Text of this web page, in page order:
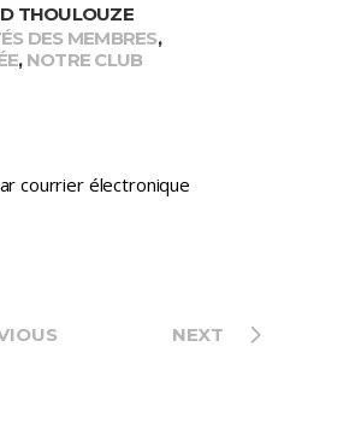
THOULOUZE
DES MEMBRES,
, NOTRE CLUB
courrier électronique
NEXT